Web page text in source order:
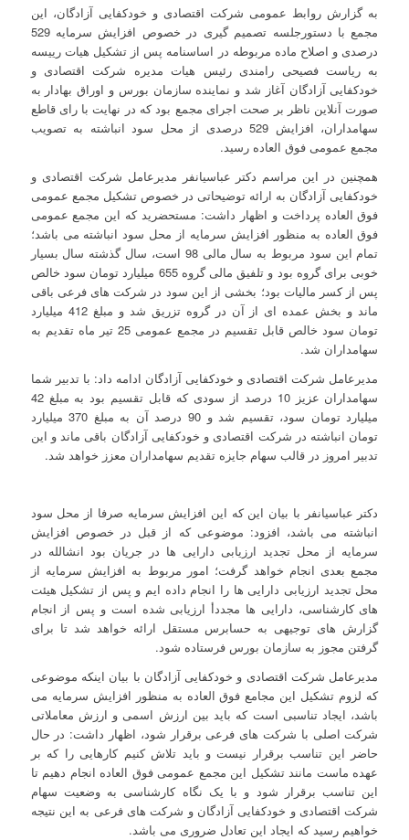
به گزارش روابط عمومی شرکت اقتصادی و خودکفایی آزادگان، این
مجمع با دستورجلسه تصمیم گیری در خصوص افزایش سرمایه 529
درصدی و اصلاح ماده مربوطه در اساسنامه پس از تشکیل هیات رییسه
به ریاست فصیحی رامندی رئیس هیات مدیره شرکت اقتصادی و
خودکفایی آزادگان آغاز شد و نماینده سازمان بورس و اوراق بهادار به
صورت آنلاین ناظر بر صحت اجرای مجمع بود که در نهایت با رای قاطع
سهامداران، افزایش 529 درصدی از محل سود انباشته به تصویب
مجمع عمومی فوق العاده رسید.
همچنین در این مراسم دکتر عباسیانفر مدیرعامل شرکت اقتصادی و
خودکفایی آزادگان به ارائه توضیحاتی در خصوص تشکیل مجمع عمومی
فوق العاده پرداخت و اظهار داشت: مستحضرید که این مجمع عمومی
فوق العاده به منظور افزایش سرمایه از محل سود انباشته می باشد؛
تمام این سود مربوط به سال مالی 98 است، سال گذشته سال بسیار
خوبی برای گروه بود و تلفیق مالی گروه 655 میلیارد تومان سود خالص
پس از کسر مالیات بود؛ بخشی از این سود در شرکت های فرعی باقی
ماند و بخش عمده ای از آن در گروه تزریق شد و مبلغ 412 میلیارد
تومان سود خالص قابل تقسیم در مجمع عمومی 25 تیر ماه تقدیم به
سهامداران شد.
مدیرعامل شرکت اقتصادی و خودکفایی آزادگان ادامه داد: با تدبیر شما
سهامداران عزیز 10 درصد از سودی که قابل تقسیم بود به مبلغ 42
میلیارد تومان سود، تقسیم شد و 90 درصد آن به مبلغ 370 میلیارد
تومان انباشته در شرکت اقتصادی و خودکفایی آزادگان باقی ماند و این
تدبیر امروز در قالب سهام جایزه تقدیم سهامداران معزز خواهد شد.
دکتر عباسیانفر با بیان این که این افزایش سرمایه صرفا از محل سود
انباشته می باشد، افزود: موضوعی که از قبل در خصوص افزایش
سرمایه از محل تجدید ارزیابی دارایی ها در جریان بود انشالله در
مجمع بعدی انجام خواهد گرفت؛ امور مربوط به افزایش سرمایه از
محل تجدید ارزیابی دارایی ها را انجام داده ایم و پس از تشکیل هیئت
های کارشناسی، دارایی ها مجددأ ارزیابی شده است و پس از انجام
گزارش های توجیهی به حسابرس مستقل ارائه خواهد شد تا برای
گرفتن مجوز به سازمان بورس فرستاده شود.
مدیرعامل شرکت اقتصادی و خودکفایی آزادگان با بیان اینکه موضوعی
که لزوم تشکیل این مجامع فوق العاده به منظور افزایش سرمایه می
باشد، ایجاد تناسبی است که باید بین ارزش اسمی و ارزش معاملاتی
شرکت اصلی با شرکت های فرعی برقرار شود، اظهار داشت: در حال
حاضر این تناسب برقرار نیست و باید تلاش کنیم کارهایی را که بر
عهده ماست مانند تشکیل این مجمع عمومی فوق العاده انجام دهیم تا
این تناسب برقرار شود و با یک نگاه کارشناسی به وضعیت سهام
شرکت اقتصادی و خودکفایی آزادگان و شرکت های فرعی به این نتیجه
خواهیم رسید که ایجاد این تعادل ضروری می باشد.